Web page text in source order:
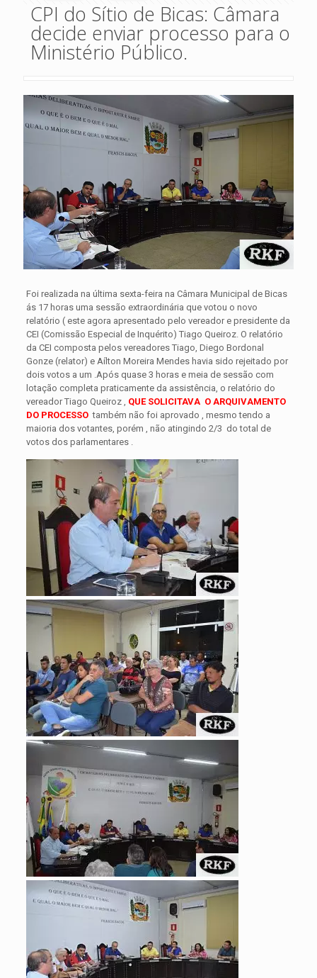
CPI do Sítio de Bicas: Câmara
decide enviar processo para o
Ministério Público.
Foi realizada na última sexta-feira na Câmara Municipal de Bicas
ás 17 horas uma sessão extraordinária que votou o novo
relatório ( este agora apresentado pelo vereador e presidente da
CEI (Comissão Especial de Inquérito) Tiago Queiroz. O relatório
da CEI composta pelos vereadores Tiago, Diego Bordonal
Gonze (relator) e Aílton Moreira Mendes havia sido rejeitado por
dois votos a um . Após quase 3 horas e meia de sessão com
lotação completa praticamente da assistência, o relatório do
vereador Tiago Queiroz , QUE SOLICITAVA O ARQUIVAMENTO
DO PROCESSO também não foi aprovado , mesmo tendo a
maioria dos votantes, porém , não atingindo 2/3 do total de
votos dos parlamentares .